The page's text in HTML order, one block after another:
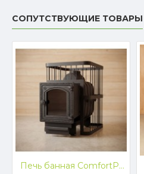
СОПУТСТВУЮЩИЕ ТОВАРЫ
Печь банная ComfortProm ЧУГУН ПРЕМИУМ, для парной до 26 кубов, вес 83 кг, длина дров до 50 см, на 160 кг камней, чугунная дверь со стеклом